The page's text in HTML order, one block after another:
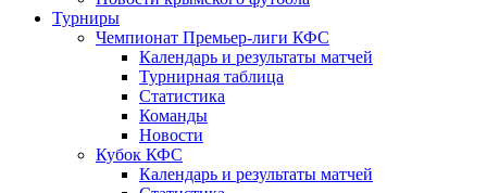
Турниры
Чемпионат Премьер-лиги КФС
Календарь и результаты матчей
Турнирная таблица
Статистика
Команды
Новости
Кубок КФС
Календарь и результаты матчей